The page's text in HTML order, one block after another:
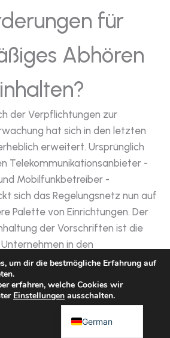
für
Abhören
der Verpflichtungen zur
hat sich in den letzten
erweitert. Ursprünglich
Telekommunikationsanbieter -
Mobilfunkbetreiber -
sich das Regelungsnetz nun auf
Palette von Einrichtungen. Der
der Vorschriften ist die
in den
um dir die bestmögliche Erfahrung auf
erfahren, welche Cookies wir
Einstellungen ausschalten.
German
English
Arabic
French
Spanish
Russian
Italian
Hebrew
Japanese
Korean
Portuguese